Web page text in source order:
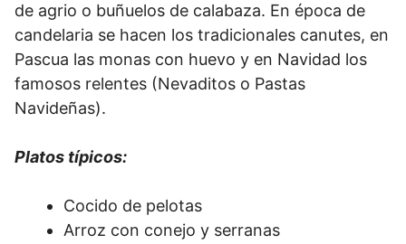
de agrio o buñuelos de calabaza. En época de
candelaria se hacen los tradicionales canutes, en
Pascua las monas con huevo y en Navidad los
famosos relentes (Nevaditos o Pastas
Navideñas).
Platos típicos:
Cocido de pelotas
Arroz con conejo y serranas